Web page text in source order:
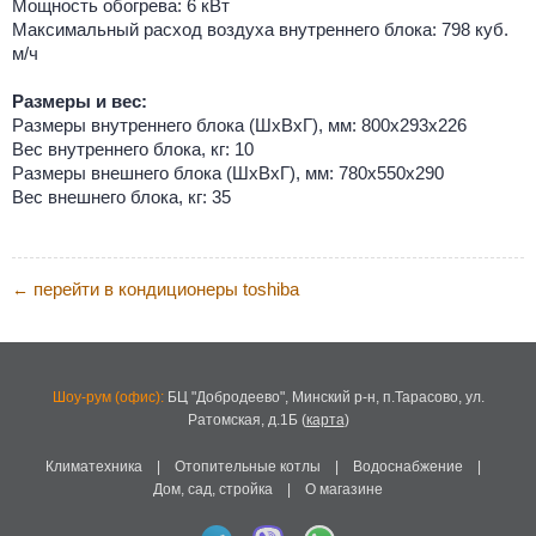
Мощность обогрева: 6 кВт
Максимальный расход воздуха внутреннего блока: 798 куб.
м/ч
Размеры и вес:
Размеры внутреннего блока (ШхВхГ), мм: 800х293х226
Вес внутреннего блока, кг: 10
Размеры внешнего блока (ШхВхГ), мм: 780х550х290
Вес внешнего блока, кг: 35
← перейти в кондиционеры toshiba
Шоу-рум (офис):БЦ "Добродеево", Минский р-н, п.Тарасово, ул.
Ратомская, д.1Б(карта)
Климатехника| Отопительные котлы Водоснабжение
Дом, сад, стройка
О магазине